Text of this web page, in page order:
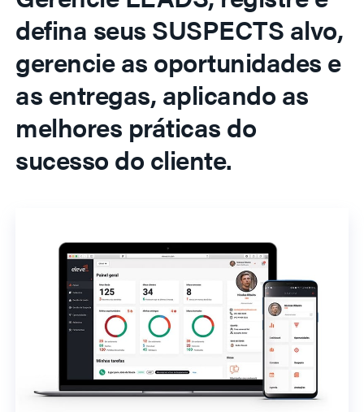
defina seus SUSPECTS alvo,
gerencie as oportunidades e
as entregas, aplicando as
melhores práticas do
sucesso do cliente.